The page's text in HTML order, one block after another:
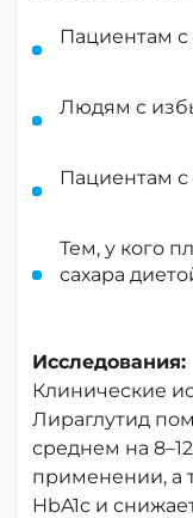
Пациентам с
Людям с
Пациентам
Тем, у кого
сахара
Исследования:
Клинические
Лираглутид
среднем на
применении, а
HbA1c и